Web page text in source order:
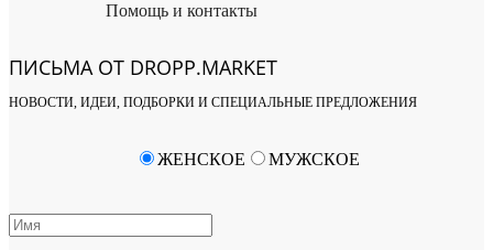
Помощь и контакты
ПИСЬМА ОТ DROPP.MARKET
НОВОСТИ, ИДЕИ, ПОДБОРКИ И СПЕЦИАЛЬНЫЕ ПРЕДЛОЖЕНИЯ
ЖЕНСКОЕ МУЖСКОЕ